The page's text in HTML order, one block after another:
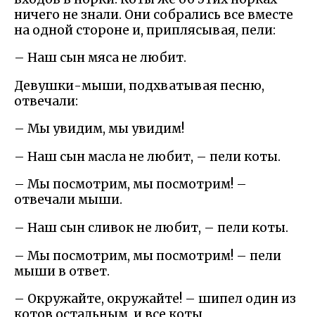
ничего не знали. Они собрались все вместе
на одной стороне и, приплясывая, пели:
– Наш сын мяса не любит.
Девушки-мыши, подхватывая песню,
отвечали:
– Мы увидим, мы увидим!
– Наш сын масла не любит, – пели коты.
– Мы посмотрим, мы посмотрим! –
отвечали мыши.
– Наш сын сливок не любит, – пели коты.
– Мы посмотрим, мы посмотрим! – пели
мыши в ответ.
– Окружайте, окружайте! – шипел один из